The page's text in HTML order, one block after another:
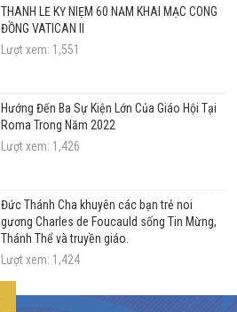
THÁNH LỄ KỶ NIỆM 60 NĂM KHAI MẠC CÔNG
ĐỒNG VATICAN II
Lượt xem: 1,551
Hướng Đến Ba Sự Kiện Lớn Của Giáo Hội Tại
Roma Trong Năm 2022
Lượt xem: 1,426
Đức Thánh Cha khuyên các bạn trẻ noi
gương Charles de Foucauld sống Tin Mừng,
Thánh Thể và truyền giáo.
Lượt xem: 1,424